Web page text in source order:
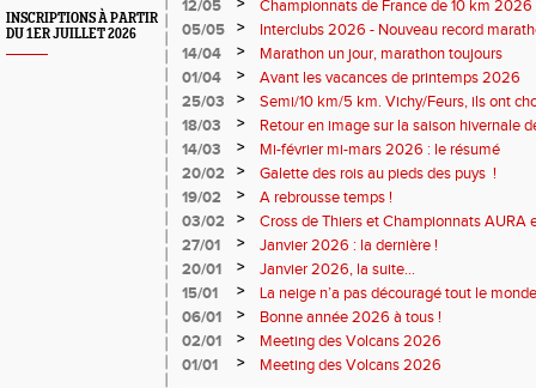
INSCRIPTIONS À PARTIR
DU 1ER JUILLET 2026
12/05
Championnats de France de 10 km
Soirées piste
05/05 >
Interclubs 2026 - Nouveau record
résultats
14/04 >
Marathon un jour, marathon toujours
01/04
>
Avant les vacances de printemps 2026
25/03
>
Semi/10 km/5 km. Vichy/Feurs, ils ont
18/03
>
Retour en image sur la saison hivernale
14/03
>
Mi-février mi-mars 2026 : le résumé
20/02
>
Galette des rois au pieds des puys !
19/02
>
A rebrousse temps !
03/02
>
Cross de Thiers et Championnats AURA
27/01
>
Janvier 2026 : la dernière !
20/01
>
Janvier 2026, la suite...
15/01
>
La neige n’a pas découragé tout le
06/01
>
Bonne année 2026 à tous !
02/01
>
Meeting des Volcans 2026
01/01
> Meeting des Volcans 2026